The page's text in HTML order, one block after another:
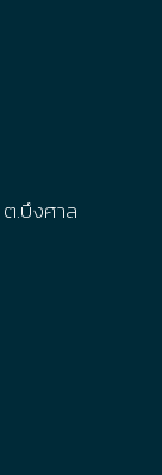
ต.บึงศาล